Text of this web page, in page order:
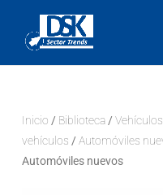
Inicio / Biblioteca/ Vehículos
vehículos / Automóviles
Automóviles nuevos